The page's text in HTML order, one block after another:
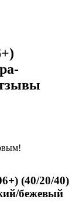
(40/20/40)
бежевый